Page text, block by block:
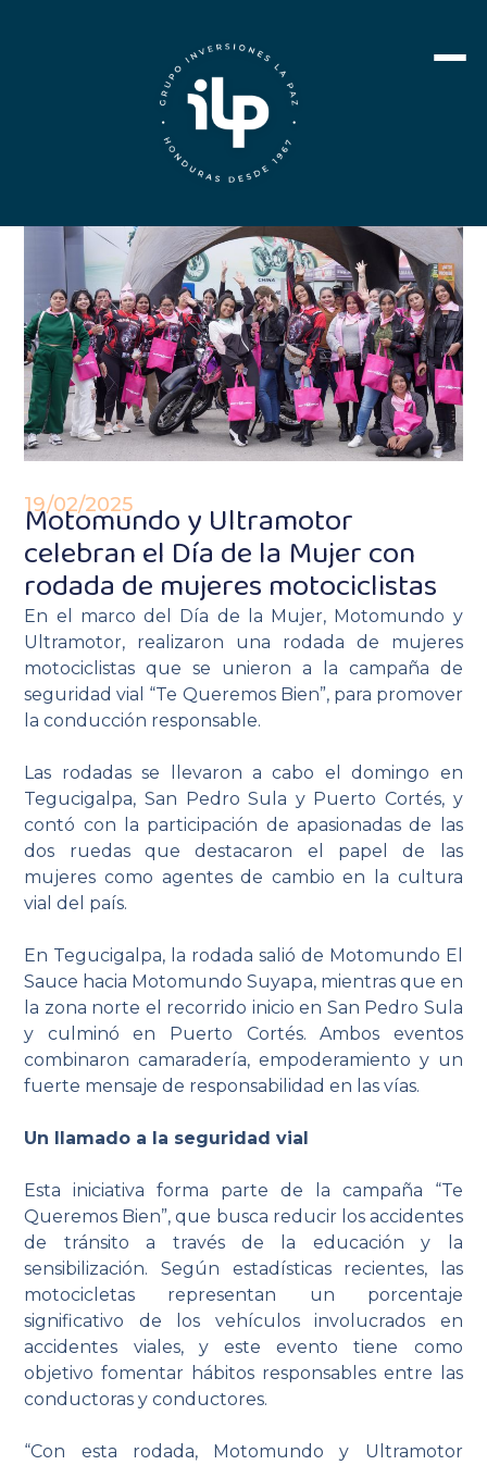
19/02/2025
Motomundo y Ultramotor
celebran el Día de la Mujer con
rodada de mujeres motociclistas
En el marco del Día de la Mujer, Motomundo y
Ultramotor, realizaron una rodada de mujeres
motociclistas que se unieron a la campaña de
seguridad vial “Te Queremos Bien”, para promover
la conducción responsable.
Las rodadas se llevaron a cabo el domingo en
Tegucigalpa, San Pedro Sula y Puerto Cortés, y
contó con la participación de apasionadas de las
dos ruedas que destacaron el papel de las
mujeres como agentes de cambio en la cultura
vial del país.
En Tegucigalpa, la rodada salió de Motomundo El
Sauce hacia Motomundo Suyapa, mientras que en
la zona norte el recorrido inicio en San Pedro Sula
y culminó en Puerto Cortés. Ambos eventos
combinaron camaradería, empoderamiento y un
fuerte mensaje de responsabilidad en las vías.
Un llamado a la seguridad vial
Esta iniciativa forma parte de la campaña “Te
Queremos Bien”, que busca reducir los accidentes
de tránsito a través de la educación y la
sensibilización. Según estadísticas recientes, las
motocicletas representan un porcentaje
significativo de los vehículos involucrados en
accidentes viales, y este evento tiene como
objetivo fomentar hábitos responsables entre las
conductoras y conductores.
“Con esta rodada, Motomundo y Ultramotor